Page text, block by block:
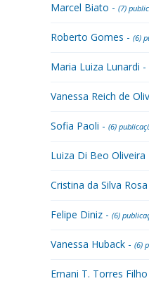
Marcel Biato - (7)
Roberto Gomes - (6)
Maria Luiza Lunardi -
Vanessa Reich de
Sofia Paoli - (6)
Luiza Di Beo Oliveira
Cristina da Silva
Felipe Diniz - (6)
Vanessa Huback - (6)
Ernani T. Torres